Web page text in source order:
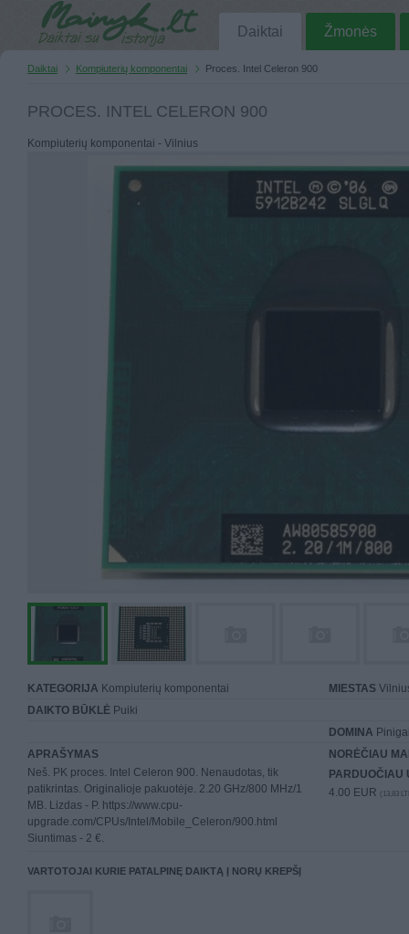
Daiktai Žmonės
Daiktai Kompiuterių komponentai Proces. Intel Celeron 900
PROCES. INTEL CELERON 900
Kompiuterių komponentai - Vilnius
KATEGORIJA Kompiuterių komponentai MIESTAS
DAIKTO BŪKLĖ Puiki
DOMINA
APRAŠYMAS
Neš. PK proces. Intel Celeron 900. Nenaudotas, tik
patikrintas. Originalioje pakuotėje. 2.20 GHz/800 MHz/1
MB. Lizdas - P. https://www.cpu-
upgrade.com/CPUs/Intel/Mobile_Celeron/900.html
Siuntimas - 2 €.
NORĖČIAU
PARDUOČIAU
4.00 EUR (13,83
VARTOTOJAI KURIE PATALPINĘ DAIKTĄ Į NORŲ KREPŠĮ